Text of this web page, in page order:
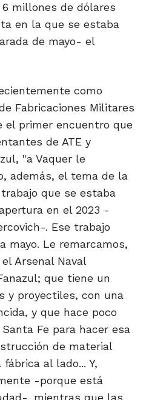
millones de dólares
en la que se estaba
de mayo- el
como
Fabricaciones Militares
el primer encuentro que
de ATE y
"a Vaquer le
además, el tema de la
que se estaba
en el 2023 -
. Ese trabajo
mayo. Le remarcamos,
Arsenal Naval
que tiene un
y proyectiles, con una
y que hace poco
Fe para hacer esa
de material
al lado... Y,
-porque está